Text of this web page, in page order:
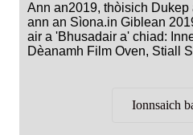
Ann an2019, thòisich
ann an Sìona.in Giblean
air a 'Bhusadair a' chiad:
Dèanamh Film Oven, Stiall
Ionnsaich